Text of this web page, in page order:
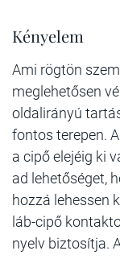
Kényelem
Ami rögtön
meglehetősen
oldalirányú
fontos terepen.
a cipő elejéig ki
ad lehetőséget,
hozzá lehessen
láb-cipő
nyelv biztosítja.